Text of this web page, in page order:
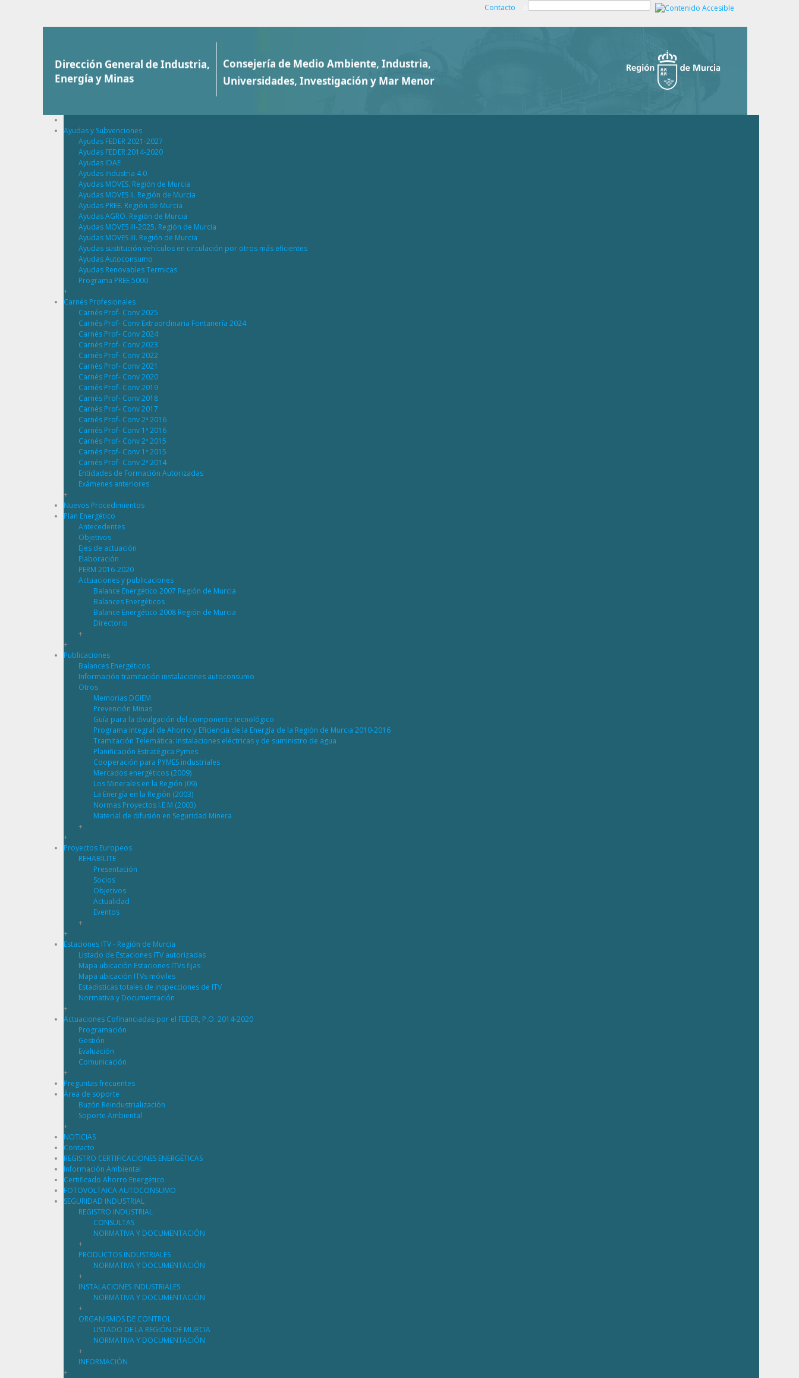
Contacto
Ayudas y Subvenciones
Ayudas FEDER 2021-2027
Ayudas FEDER 2014-2020
Ayudas IDAE
Ayudas Industria 4.0
Ayudas MOVES. Región de Murcia
Ayudas MOVES II. Región de Murcia
Ayudas PREE. Región de Murcia
Ayudas AGRO. Región de Murcia
Ayudas MOVES III-2025. Región de Murcia
Ayudas MOVES III. Región de Murcia
Ayudas sustitución vehículos en circulación por otros más eficientes
Ayudas Autoconsumo
Ayudas Renovables Termicas
Programa PREE 5000
+
Carnés Profesionales
Carnés Prof- Conv 2025
Carnés Prof- Conv Extraordinaria Fontanería 2024
Carnés Prof- Conv 2024
Carnés Prof- Conv 2023
Carnés Prof- Conv 2022
Carnés Prof- Conv 2021
Carnés Prof- Conv 2020
Carnés Prof- Conv 2019
Carnés Prof- Conv 2018
Carnés Prof- Conv 2017
Carnés Prof- Conv 2ª 2016
Carnés Prof- Conv 1ª 2016
Carnés Prof- Conv 2ª 2015
Carnés Prof- Conv 1ª 2015
Carnés Prof- Conv 2ª 2014
Entidades de Formación Autorizadas
Exámenes anteriores
+
Nuevos Procedimientos
Plan Energético
Antecedentes
Objetivos
Ejes de actuación
Elaboración
PERM 2016-2020
Actuaciones y publicaciones
Balance Energético 2007 Región de Murcia
Balances Energéticos
Balance Energético 2008 Región de Murcia
Directorio
+
+
Publicaciones
Balances Energéticos
Información tramitación instalaciones autoconsumo
Otros
Memorias DGIEM
Prevención Minas
Guía para la divulgación del componente tecnológico
Programa Integral de Ahorro y Eficiencia de la Energía de la Región de Murcia 2010-2016
Tramitación Telemática: Instalaciones eléctricas y de suministro de agua
Planificación Estratégica Pymes
Cooperación para PYMES industriales
Mercados energéticos (2009)
Los Minerales en la Región (09)
La Energía en la Región (2003)
Normas Proyectos I.E.M (2003)
Material de difusión en Seguridad Minera
+
+
Proyectos Europeos
REHABILITE
Presentación
Socios
Objetivos
Actualidad
Eventos
+
+
Estaciones ITV - Región de Murcia
Listado de Estaciones ITV autorizadas
Mapa ubicación Estaciones ITVs fijas
Mapa ubicación ITVs móviles
Estadisticas totales de inspecciones de ITV
Normativa y Documentación
+
Actuaciones Cofinanciadas por el FEDER, P.O. 2014-2020
Programación
Gestión
Evaluación
Comunicación
+
Preguntas frecuentes
Área de soporte
Buzón Reindustrialización
Soporte Ambiental
+
NOTICIAS
Contacto
REGISTRO CERTIFICACIONES ENERGÉTICAS
Información Ambiental
Certificado Ahorro Energético
FOTOVOLTAICA AUTOCONSUMO
SEGURIDAD INDUSTRIAL
REGISTRO INDUSTRIAL
CONSULTAS
NORMATIVA Y DOCUMENTACIÓN
+
PRODUCTOS INDUSTRIALES
NORMATIVA Y DOCUMENTACIÓN
+
INSTALACIONES INDUSTRIALES
NORMATIVA Y DOCUMENTACIÓN
+
ORGANISMOS DE CONTROL
LISTADO DE LA REGIÓN DE MURCIA
NORMATIVA Y DOCUMENTACIÓN
+
INFORMACIÓN
+